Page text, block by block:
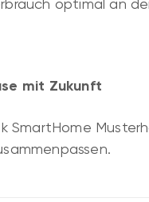
optimal an
mit Zukunft
SmartHome